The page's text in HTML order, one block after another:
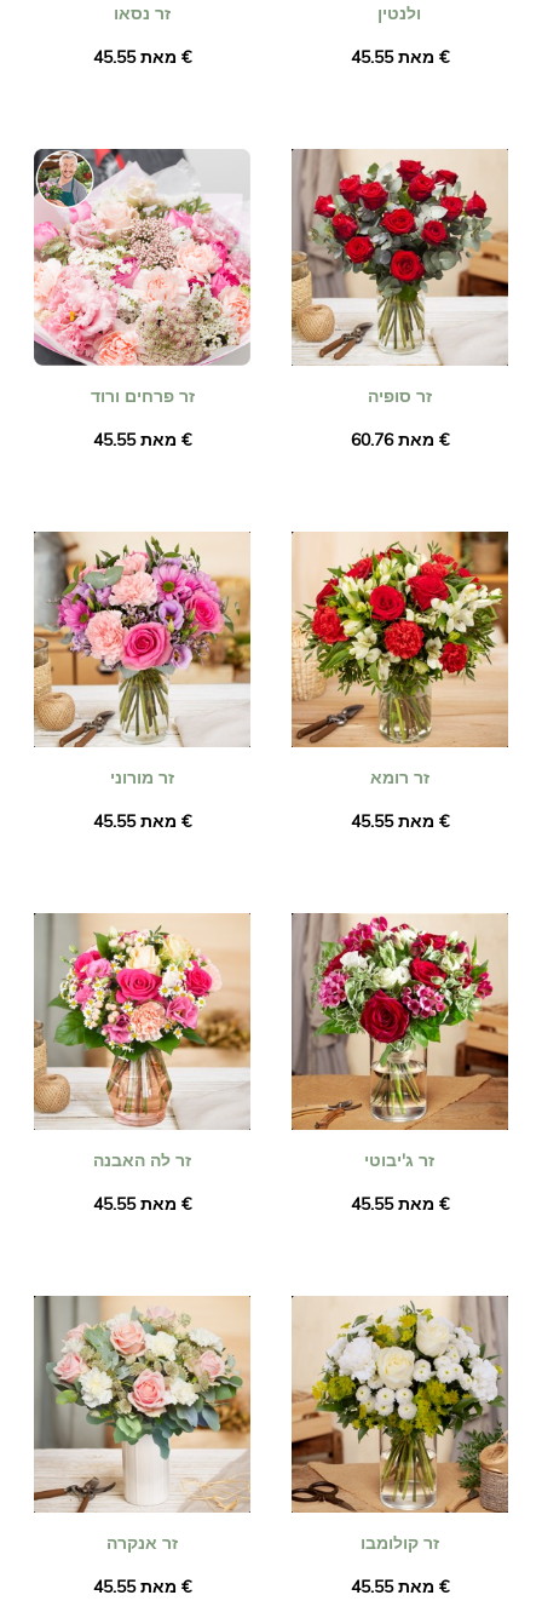
זר נסאו
מאת ‏45.55 €
ולנטין
מאת ‏45.55 €
זר פרחים ורוד
מאת ‏45.55 €
זר סופיה
מאת ‏60.76 €
זר מורוני
מאת ‏45.55 €
זר רומא
מאת ‏45.55 €
זר לה האבנה
מאת ‏45.55 €
זר ג'יבוטי
מאת ‏45.55 €
זר אנקרה
מאת ‏45.55 €
זר קולומבו
מאת ‏45.55 €